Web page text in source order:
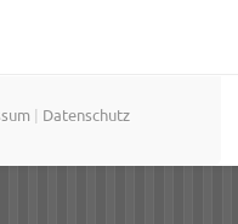
| Datenschutz